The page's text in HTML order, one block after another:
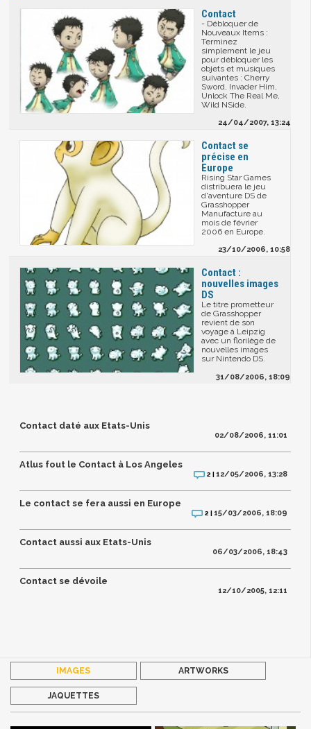
Contact
- Débloquer de
Nouveaux Items :
Terminez
simplement le jeu
pour débloquer les
objets et musiques
suivantes : Cherry
Sword, Invader Him,
Unlock The Real Me,
Wild NSide.
24/04/2007, 13:24
Contact se
précise en
Europe
Rising Star Games
distribuera le jeu
d'aventure DS de
Grasshopper
Manufacture au
mois de février
2006 en Europe.
23/10/2006, 10:58
Contact :
nouvelles images
DS
Le titre prometteur
de Grasshopper
revient de son
voyage à Leipzig
avec un florilège de
nouvelles images
sur Nintendo DS.
31/08/2006, 18:09
Contact daté aux Etats-Unis
02/08/2006, 11:01
Atlus fout le Contact à Los Angeles
2 |12/05/2006, 13:28
Le contact se fera aussi en Europe
2 |15/03/2006, 18:09
Contact aussi aux Etats-Unis
06/03/2006, 18:43
Contact se dévoile
12/10/2005, 12:11
IMAGES ARTWORKS
JAQUETTES